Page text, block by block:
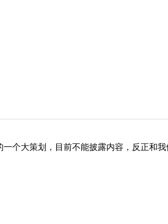
个大策划，目前不能披露内容，反正和